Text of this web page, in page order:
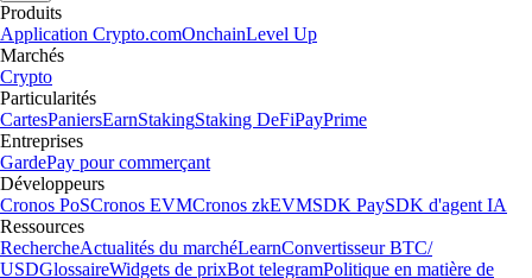
Produits
Application Crypto.comOnchainLevel Up
Marchés
Crypto
Particularités
CartesPaniersEarnStakingStaking DeFiPayPrime
Entreprises
GardePay pour commerçant
Développeurs
Cronos PoSCronos EVMCronos zkEVMSDK PaySDK d'agent IA
Ressources
RechercheActualités du marchéLearnConvertisseur BTC/
USDGlossaireWidgets de prixBot telegramPolitique en matière de